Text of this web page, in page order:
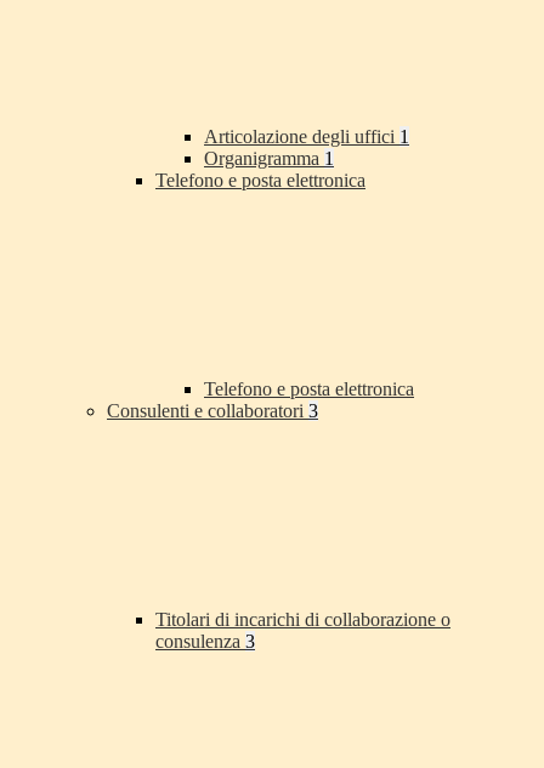
Articolazione degli uffici 1
Organigramma 1
Telefono e posta elettronica
Telefono e posta elettronica
Consulenti e collaboratori 3
Titolari di incarichi di collaborazione o
consulenza 3